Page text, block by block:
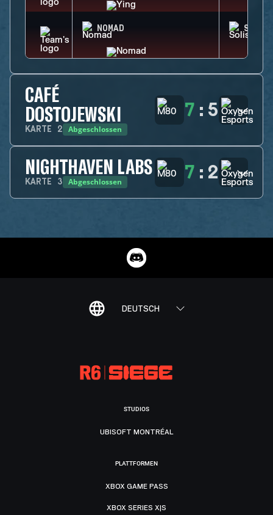
NOMAD SOLIS
CAFÉ
DOSTOJEWSKI
KARTE 2 Abgeschlossen
7 : 5
NIGHTHAVEN LABS
KARTE 3 Abgeschlossen 7 : 2
DEUTSCH
STUDIOS
UBISOFT MONTRÉAL
PLATTFORMEN
XBOX GAME PASS
XBOX SERIES X|S